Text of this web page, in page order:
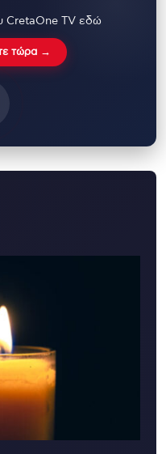
CretaOne TV εδώ
τώρα →